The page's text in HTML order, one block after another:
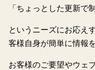
「ちょっとした更新で
というニーズにお応え
客様自身が簡単に情報
お客様のご要望やウェ